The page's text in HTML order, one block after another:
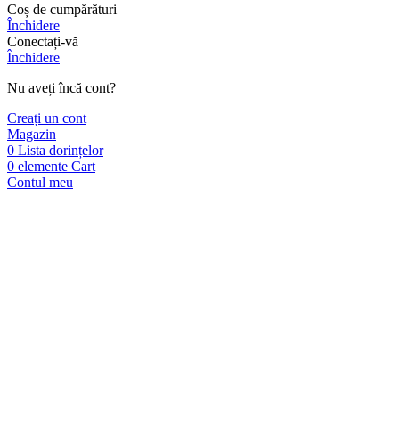
Coș de cumpărături
Închidere
Conectați-vă
Închidere
Nu aveți încă cont?
Creați un cont
Magazin
0 Lista dorințelor
0 elemente Cart
Contul meu